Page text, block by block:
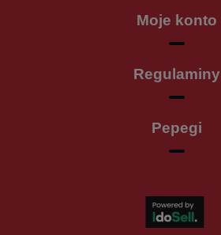
Moje konto
Regulaminy
Pepegi